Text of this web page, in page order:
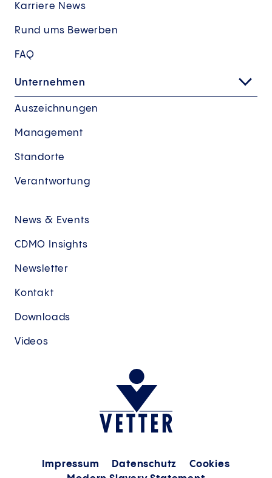
Karriere News
Rund ums Bewerben
FAQ
Unternehmen
Auszeichnungen
Management
Standorte
Verantwortung
News & Events
CDMO Insights
Newsletter
Kontakt
Downloads
Videos
Impressum Datenschutz
Cookies